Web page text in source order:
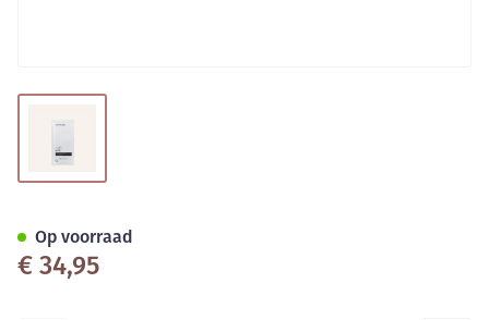
€ 34,95
Op voorraad